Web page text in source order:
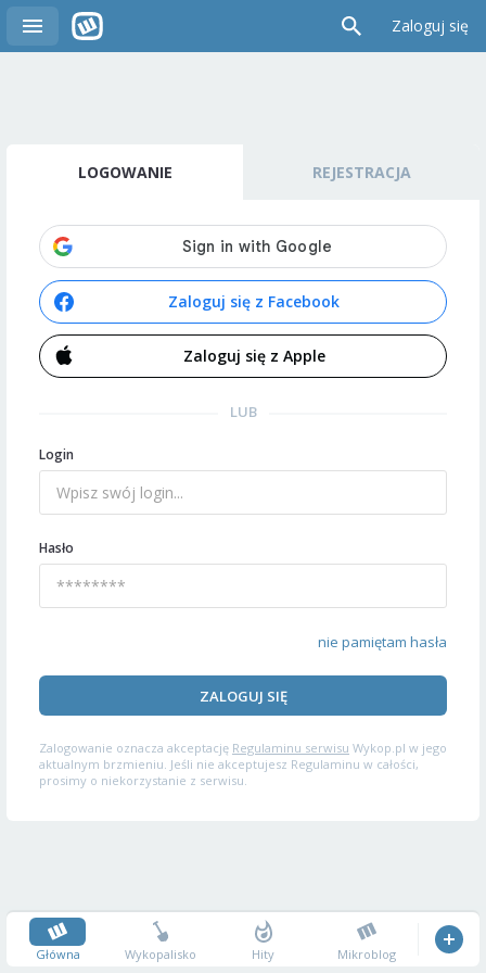
Zaloguj się
LOGOWANIE REJESTRACJA
Zaloguj się z Facebook
Zaloguj się z Apple
LUB
Login
Hasło
nie pamiętam hasła
ZALOGUJ SIĘ
Zalogowanie oznacza akceptację Regulaminu serwisu Wykop.pl w jego
aktualnym brzmieniu. Jeśli nie akceptujesz Regulaminu w całości,
prosimy o niekorzystanie z serwisu.
Główna Wykopalisko Hity Mikroblog